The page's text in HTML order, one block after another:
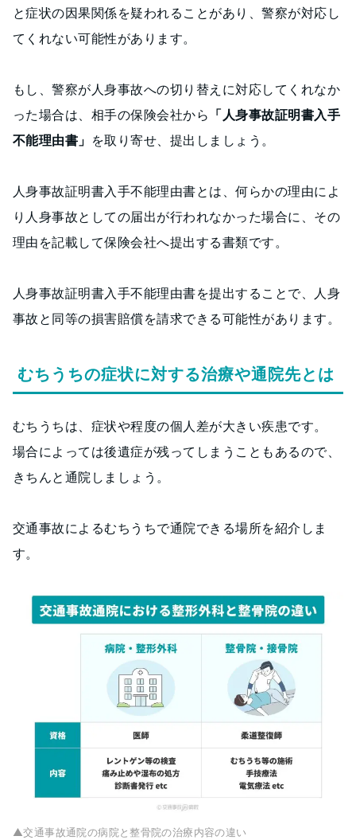
と症状の因果関係を疑われることがあり、警察が対応し
てくれない可能性があります。
もし、警察が人身事故への切り替えに対応してくれなか
った場合は、相手の保険会社から 「人身事故証明書入手
不能理由書」 を取り寄せ、提出しましょう。
人身事故証明書入手不能理由書とは、何らかの理由によ
り人身事故としての届出が行われなかった場合に、その
理由を記載して保険会社へ提出する書類です。
人身事故証明書入手不能理由書を提出することで、人身
事故と同等の損害賠償を請求できる可能性があります。
むちうちの症状に対する治療や通院先とは
むちうちは、症状や程度の個人差が大きい疾患です。
場合によっては後遺症が残ってしまうこともあるので、
きちんと通院しましょう。
交通事故によるむちうちで通院できる場所を紹介しま
す。
▲交通事故通院の病院と整骨院の治療内容の違い